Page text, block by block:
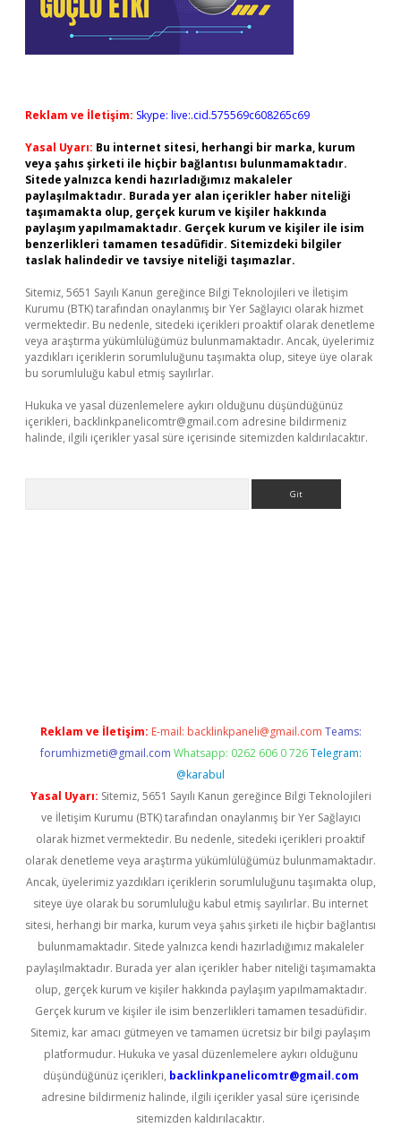
Reklam ve İletişim: Skype: live:.cid.575569c608265c69
Yasal Uyarı: Bu internet sitesi, herhangi bir marka, kurum
veya şahıs şirketi ile hiçbir bağlantısı bulunmamaktadır.
Sitede yalnızca kendi hazırladığımız makaleler
paylaşılmaktadır. Burada yer alan içerikler haber niteliği
taşımamakta olup, gerçek kurum ve kişiler hakkında
paylaşım yapılmamaktadır. Gerçek kurum ve kişiler ile isim
benzerlikleri tamamen tesadüfidir. Sitemizdeki bilgiler
taslak halindedir ve tavsiye niteliği taşımazlar.
Sitemiz, 5651 Sayılı Kanun gereğince Bilgi Teknolojileri ve İletişim
Kurumu (BTK) tarafından onaylanmış bir Yer Sağlayıcı olarak hizmet
vermektedir. Bu nedenle, sitedeki içerikleri proaktif olarak denetleme
veya araştırma yükümlülüğümüz bulunmamaktadır. Ancak, üyelerimiz
yazdıkları içeriklerin sorumluluğunu taşımakta olup, siteye üye olarak
bu sorumluluğu kabul etmiş sayılırlar.
Hukuka ve yasal düzenlemelere aykırı olduğunu düşündüğünüz
içerikleri, backlinkpanelicomtr@gmail.com adresine bildirmeniz
halinde, ilgili içerikler yasal süre içerisinde sitemizden kaldırılacaktır.
Reklam ve İletişim: E-mail: backlinkpaneli@gmail.com Teams:
forumhizmeti@gmail.com Whatsapp: 0262 606 0 726 Telegram:
@karabul
Yasal Uyarı: Sitemiz, 5651 Sayılı Kanun gereğince Bilgi Teknolojileri
ve İletişim Kurumu (BTK) tarafından onaylanmış bir Yer Sağlayıcı
olarak hizmet vermektedir. Bu nedenle, sitedeki içerikleri proaktif
olarak denetleme veya araştırma yükümlülüğümüz bulunmamaktadır.
Ancak, üyelerimiz yazdıkları içeriklerin sorumluluğunu taşımakta olup,
siteye üye olarak bu sorumluluğu kabul etmiş sayılırlar. Bu internet
sitesi, herhangi bir marka, kurum veya şahıs şirketi ile hiçbir bağlantısı
bulunmamaktadır. Sitede yalnızca kendi hazırladığımız makaleler
paylaşılmaktadır. Burada yer alan içerikler haber niteliği taşımamakta
olup, gerçek kurum ve kişiler hakkında paylaşım yapılmamaktadır.
Gerçek kurum ve kişiler ile isim benzerlikleri tamamen tesadüfidir.
Sitemiz, kar amacı gütmeyen ve tamamen ücretsiz bir bilgi paylaşım
platformudur. Hukuka ve yasal düzenlemelere aykırı olduğunu
düşündüğünüz içerikleri, backlinkpanelicomtr@gmail.com
adresine bildirmeniz halinde, ilgili içerikler yasal süre içerisinde
sitemizden kaldırılacaktır.